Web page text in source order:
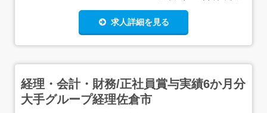
求人詳細を見る
経理・会計・財務/正社員賞与実績6か月分
大手グループ経理佐倉市